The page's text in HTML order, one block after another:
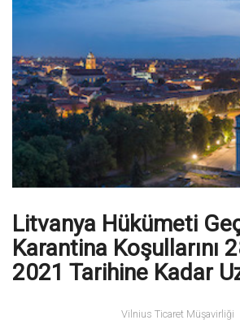
Litvanya Hükümeti
Karantina Koşullarını
2021 Tarihine Kadar
Vilnius Ticaret Müşavirliği